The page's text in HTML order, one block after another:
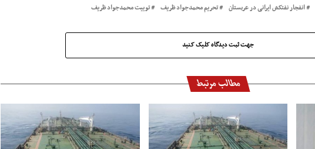
انفجار نفتکش ایرانی در عربستان تحریم محمدجواد ظریف توییت محمدجواد ظریف
جهت ثبت دیدگاه کلیک کنید
مطالب مرتبط